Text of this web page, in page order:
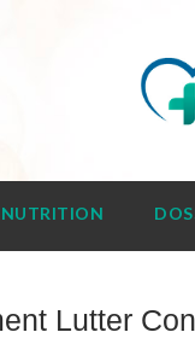
NUTRITION
Lutter